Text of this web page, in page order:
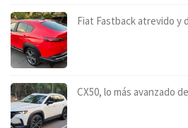
Fiat Fastback atrevido y
CX50, lo más avanzado